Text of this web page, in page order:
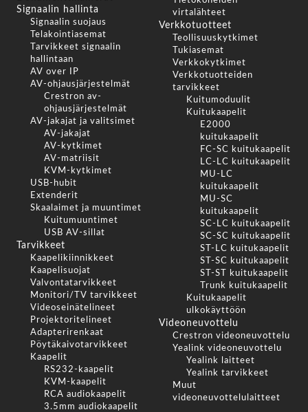
Signaalin hallinta
Signaalin suojaus
Telakointiasemat
Tarvikkeet signaalin
hallintaan
AV over IP
AV-ohjausjärjestelmät
Crestron av-
ohjausjärjestelmät
AV-jakajat ja valitsimet
AV-jakajat
AV-kytkimet
AV-matriisit
KVM-kytkimet
USB-hubit
Extenderit
Skaalaimet ja muuntimet
Kuitumuuntimet
USB AV-sillat
Tarvikkeet
Kaapelikiinnikkeet
Kaapelisuojat
Valvontatarvikkeet
Monitori/TV tarvikkeet
Videoseinätelineet
Projektoritelineet
Adapterirenkaat
Pöytäkaivotarvikkeet
Kaapelit
RS232-kaapelit
KVM-kaapelit
RCA audiokaapelit
3.5mm audiokaapelit
virtalähteet
Verkkotuotteet
Teollisuuskytkimet
Tukiasemat
Verkkokytkimet
Verkkotuotteiden
tarvikkeet
Kuitumoduulit
Kuitukaapelit
E2000
kuitukaapelit
FC-SC kuitukaapelit
LC-LC kuitukaapelit
MU-LC
kuitukaapelit
MU-SC
kuitukaapelit
SC-LC kuitukaapelit
SC-SC kuitukaapelit
ST-LC kuitukaapelit
ST-SC kuitukaapelit
ST-ST kuitukaapelit
Trunk kuitukaapelit
Kuitukaapelit
ulkokäyttöön
Videoneuvottelu
Crestron videoneuvottelu
Yealink videoneuvottelu
Yealink laitteet
Yealink tarvikkeet
Muut
videoneuvottelulaitteet